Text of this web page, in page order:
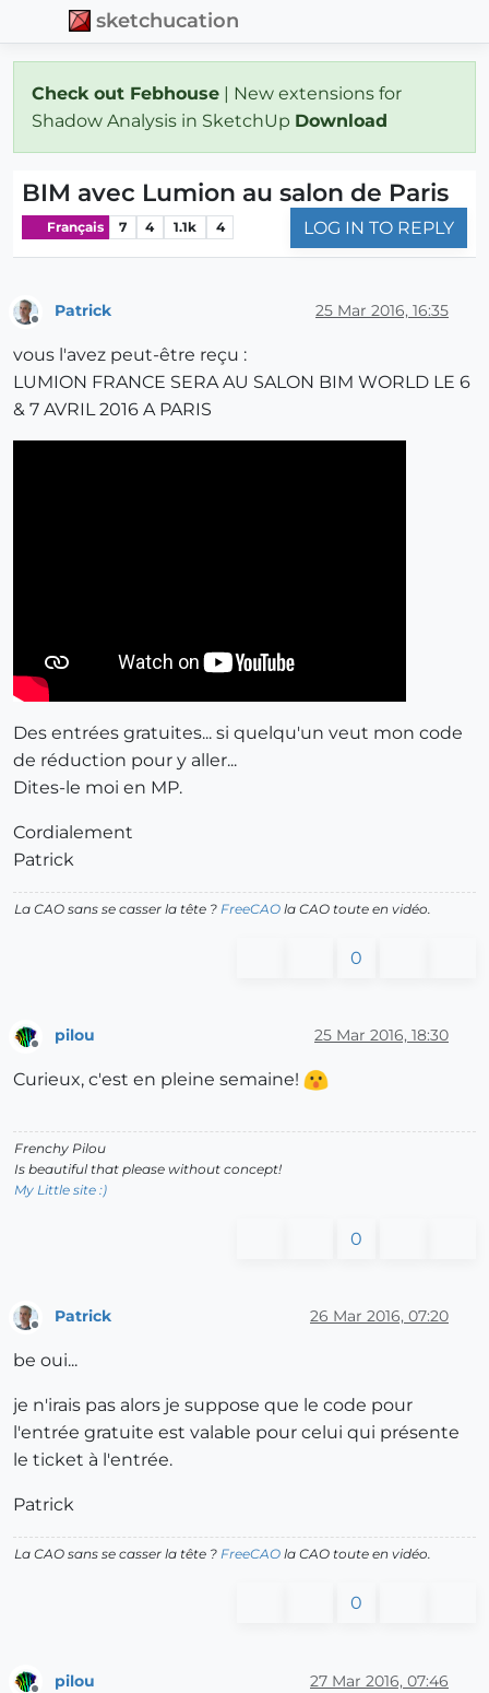
sketchucation
Check out Febhouse | New extensions for
Shadow Analysis in SketchUp Download
BIM avec Lumion au salon de Paris
Français 7 4 1.1k 4 LOG IN TO REPLY
Patrick 25 Mar 2016, 16:35
vous l'avez peut-être reçu :
LUMION FRANCE SERA AU SALON BIM WORLD LE 6
& 7 AVRIL 2016 A PARIS
Des entrées gratuites... si quelqu'un veut mon code
de réduction pour y aller...
Dites-le moi en MP.
Cordialement
Patrick
La CAO sans se casser la tête ? FreeCAO la CAO toute en vidéo.
0
pilou 25 Mar 2016, 18:30
Curieux, c'est en pleine semaine!
Frenchy Pilou
Is beautiful that please without concept!
My Little site :)
0
Patrick 26 Mar 2016, 07:20
be oui...
je n'irais pas alors je suppose que le code pour
l'entrée gratuite est valable pour celui qui présente
le ticket à l'entrée.
Patrick
La CAO sans se casser la tête ? FreeCAO la CAO toute en vidéo.
0
pilou 27 Mar 2016, 07:46